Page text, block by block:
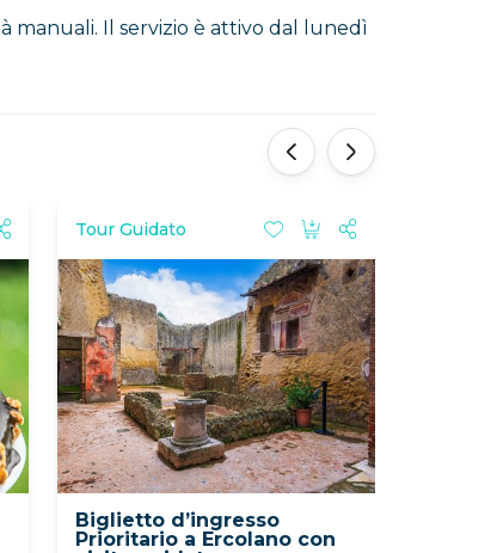
manuali. Il servizio è attivo dal lunedì
Tour Guidato
Biglietto d’ingresso
Prioritario a Ercolano con
‹ ›